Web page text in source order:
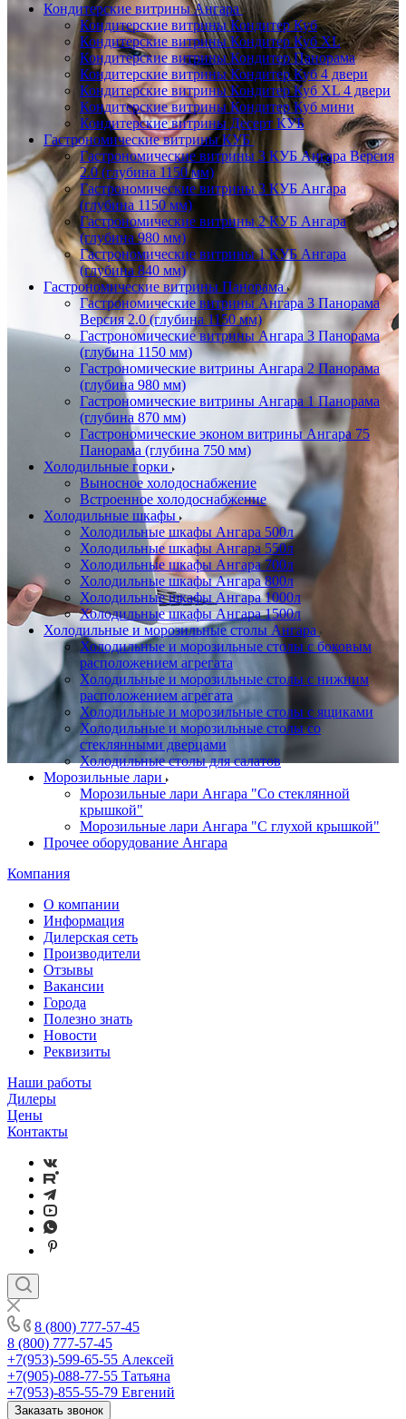
Кондитерские витрины Ангара
Кондитерские витрины Кондитер Куб
Кондитерские витрины Кондитер Куб XL
Кондитерские витрины Кондитер Панорама
Кондитерские витрины Кондитер Куб 4 двери
Кондитерские витрины Кондитер Куб XL 4 двери
Кондитерские витрины Кондитер Куб мини
Кондитерские витрины Десерт КУБ
Гастрономические витрины КУБ
Гастрономические витрины 3 КУБ Ангара Версия
2.0 (глубина 1150 мм)
Гастрономические витрины 3 КУБ Ангара
(глубина 1150 мм)
Гастрономические витрины 2 КУБ Ангара
(глубина 980 мм)
Гастрономические витрины 1 КУБ Ангара
(глубина 840 мм)
Гастрономические витрины Панорама
Гастрономические витрины Ангара 3 Панорама
Версия 2.0 (глубина 1150 мм)
Гастрономические витрины Ангара 3 Панорама
(глубина 1150 мм)
Гастрономические витрины Ангара 2 Панорама
(глубина 980 мм)
Гастрономические витрины Ангара 1 Панорама
(глубина 870 мм)
Гастрономические эконом витрины Ангара 75
Панорама (глубина 750 мм)
Холодильные горки
Выносное холодоснабжение
Встроенное холодоснабжение
Холодильные шкафы
Холодильные шкафы Ангара 500л
Холодильные шкафы Ангара 550л
Холодильные шкафы Ангара 700л
Холодильные шкафы Ангара 800л
Холодильные шкафы Ангара 1000л
Холодильные шкафы Ангара 1500л
Холодильные и морозильные столы Ангара
Холодильные и морозильные столы с боковым
расположением агрегата
Холодильные и морозильные столы с нижним
расположением агрегата
Холодильные и морозильные столы с ящиками
Холодильные и морозильные столы со
стеклянными дверцами
Холодильные столы для салатов
Морозильные лари
Морозильные лари Ангара "Со стеклянной
крышкой"
Морозильные лари Ангара "С глухой крышкой"
Прочее оборудование Ангара
Компания
О компании
Информация
Дилерская сеть
Производители
Отзывы
Вакансии
Города
Полезно знать
Новости
Реквизиты
Наши работы
Дилеры
Цены
Контакты
8 (800) 777-57-45
8 (800) 777-57-45
+7(953)-599-65-55 Алексей
+7(905)-088-77-55 Татьяна
+7(953)-855-55-79 Евгений
Заказать звонок